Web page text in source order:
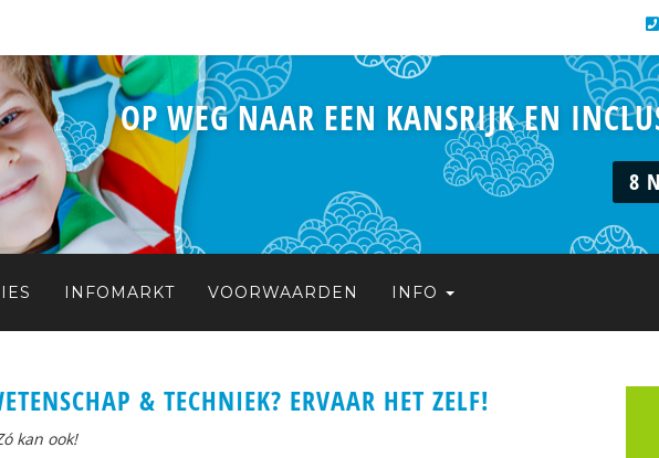
OP WEG NAAR EEN KANSRIJK EN
8
INFOMARKT VOORWAARDEN INFO
& TECHNIEK? ERVAAR HET ZELF!
kan ook!